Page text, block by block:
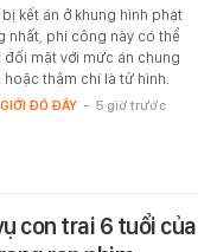
bị kết án ở khung hình phạt
nhất, phi công này có thể
đối mặt với mức án chung
hoặc thậm chí là tử hình.
ĐÓ ĐÂY - 5 giờ trước
con trai 6 tuổi của